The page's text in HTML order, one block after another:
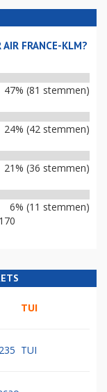
FRANCE-KLM?
47% (81 stemmen)
24% (42 stemmen)
21% (36 stemmen)
6% (11 stemmen)
TUI
TUI